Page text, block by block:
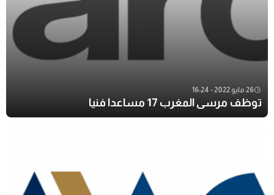
26 مايو 2022 - 16:24
توظف مرسى المغرب 17 مساعدا فنيا